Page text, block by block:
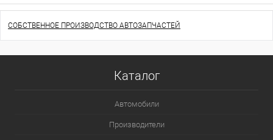
СОБСТВЕННОЕ ПРОИЗВОДСТВО АВТОЗАПЧАСТЕЙ
Каталог
Автомобили
Производители